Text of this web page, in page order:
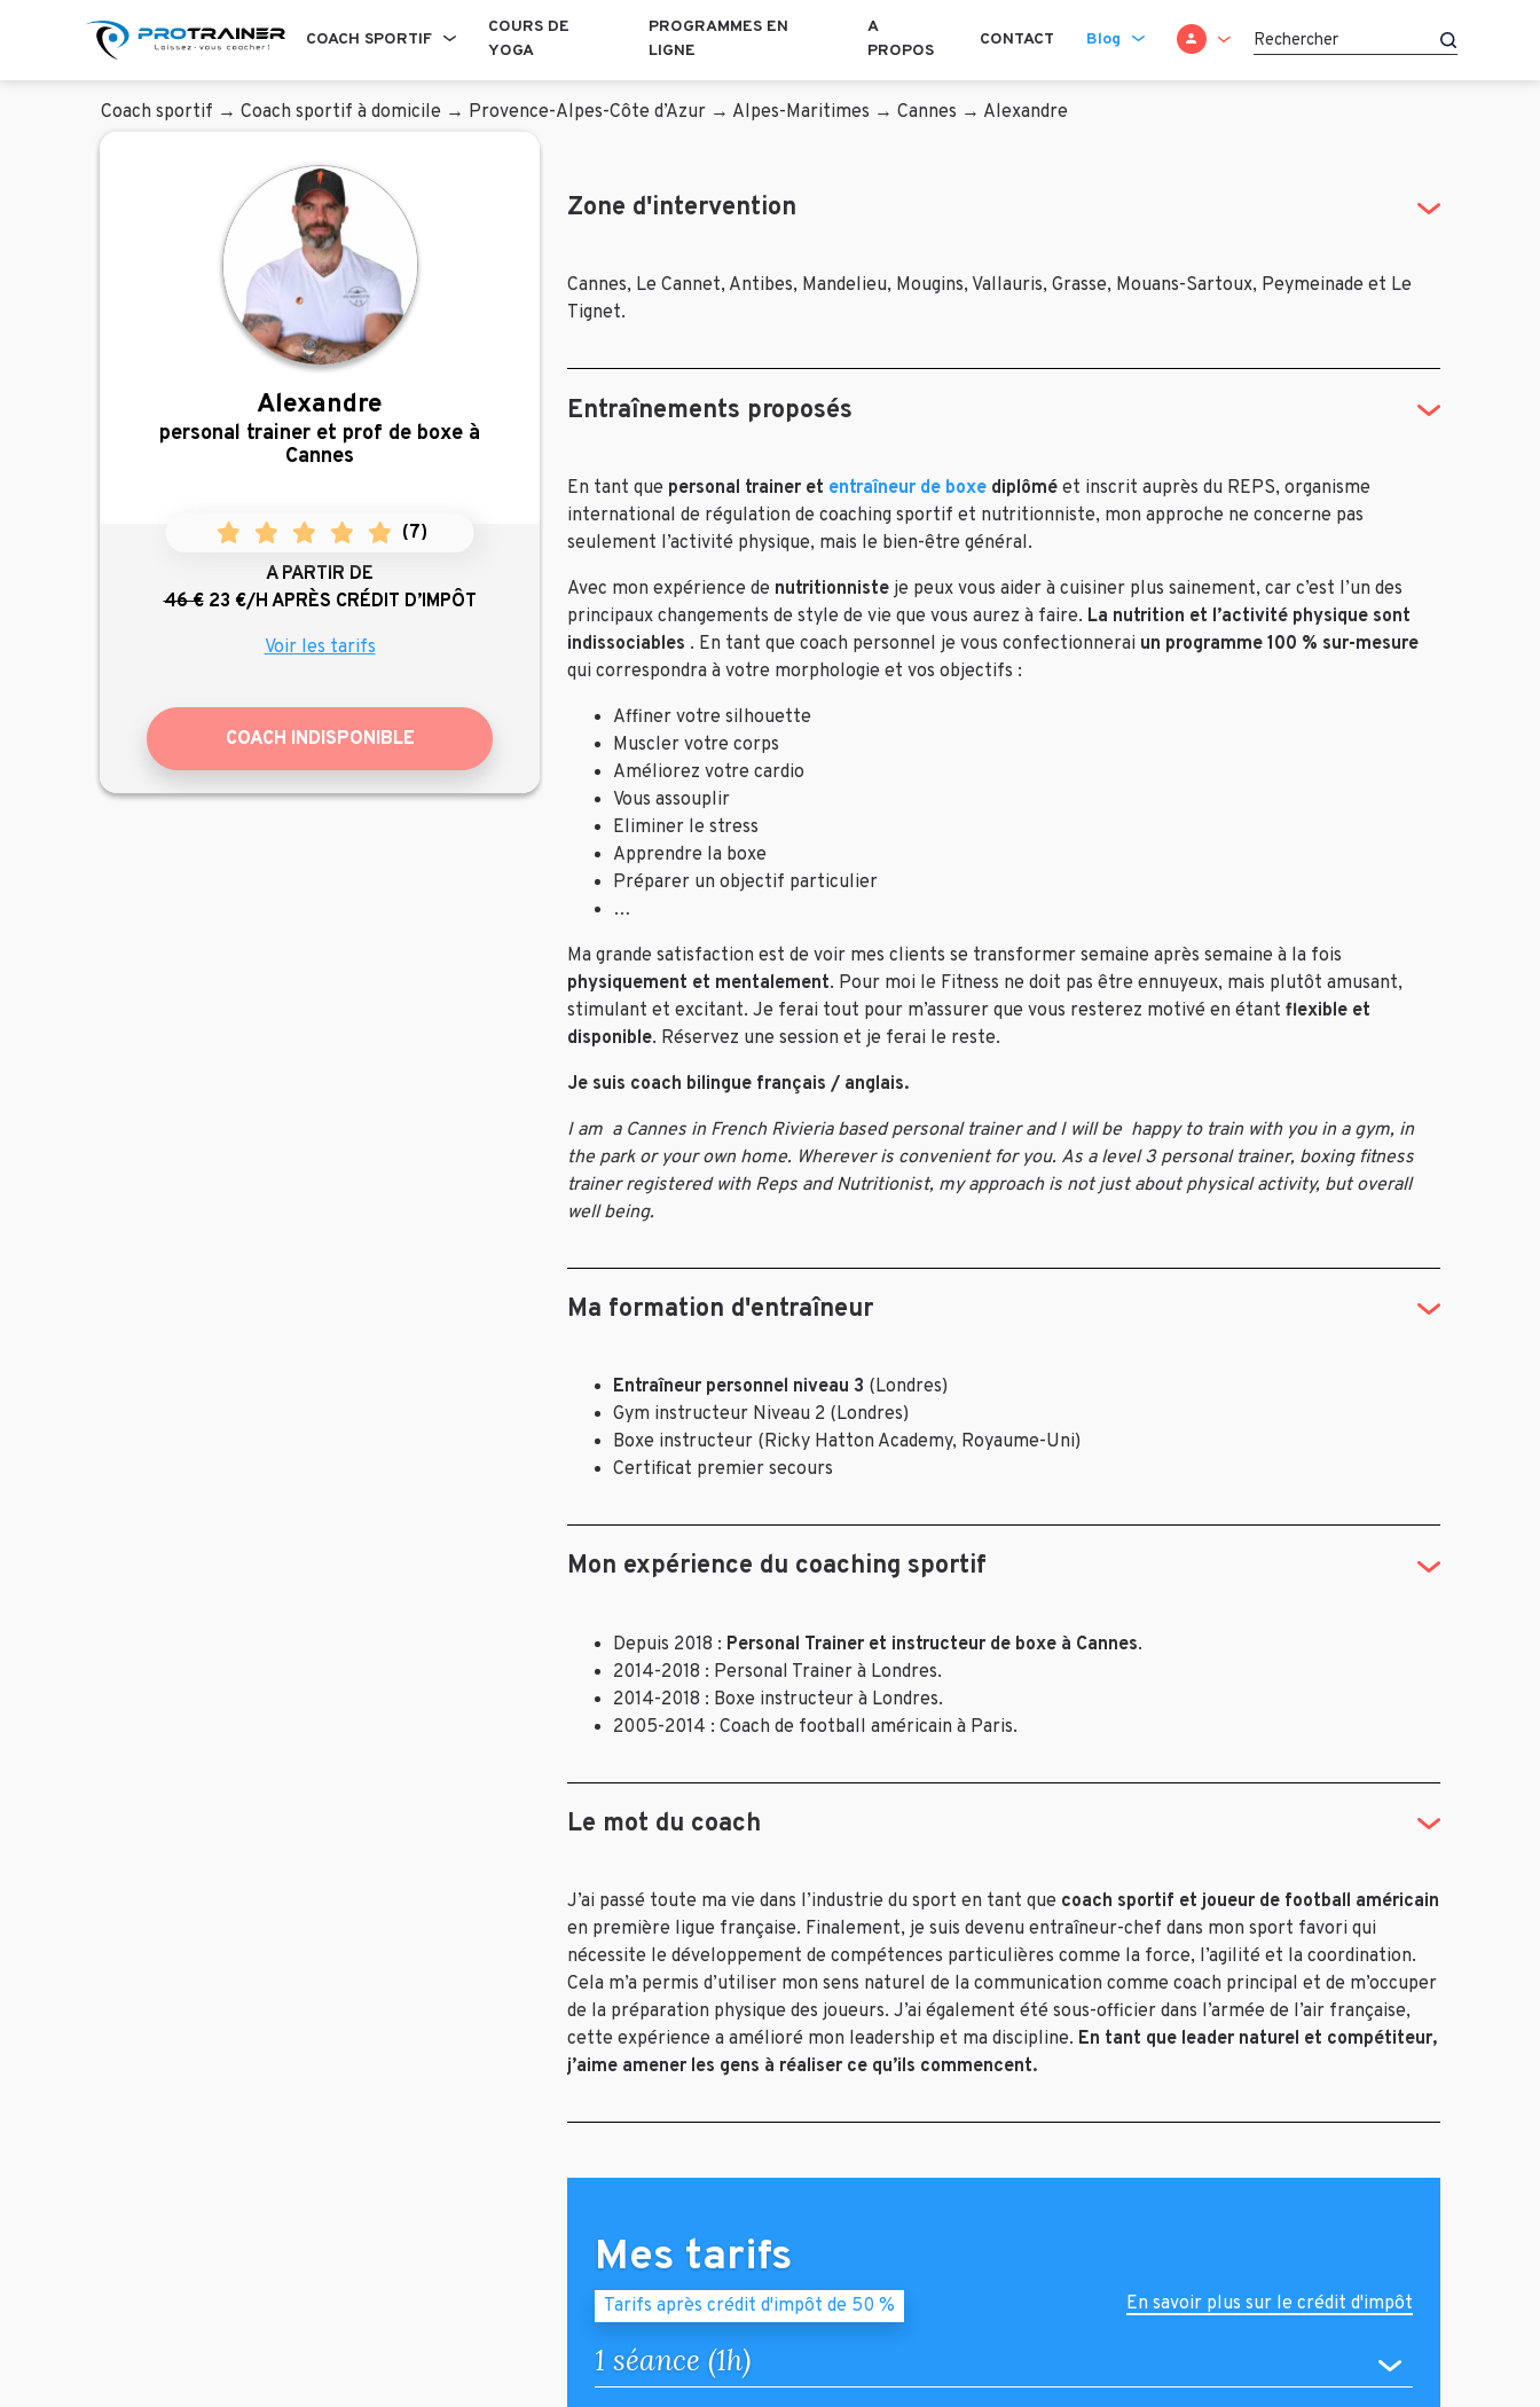
COACH SPORTIF
COURS DE
YOGA
PROGRAMMES EN
LIGNE
A
PROPOS
CONTACT Blog SE CONNECTER
Coach sportif → Coach sportif à domicile → Provence-Alpes-Côte d’Azur → Alpes-Maritimes → Cannes → Alexandre
Alexandre
personal trainer et prof de boxe à
Cannes
(7)
A PARTIR DE
46 € 23 €/H APRÈS CRÉDIT D’IMPÔT
Voir les tarifs
COACH INDISPONIBLE
Zone d'intervention
Cannes, Le Cannet, Antibes, Mandelieu, Mougins, Vallauris, Grasse, Mouans-Sartoux, Peymeinade et Le
Tignet.
Entraînements proposés
En tant que personal trainer et entraîneur de boxe diplômé et inscrit auprès du REPS, organisme
international de régulation de coaching sportif et nutritionniste, mon approche ne concerne pas
seulement l’activité physique, mais le bien-être général.
Avec mon expérience de nutritionniste je peux vous aider à cuisiner plus sainement, car c’est l’un des
principaux changements de style de vie que vous aurez à faire. La nutrition et l’activité physique sont
indissociables . En tant que coach personnel je vous confectionnerai un programme 100 % sur-mesure
qui correspondra à votre morphologie et vos objectifs :
Affiner votre silhouette
Muscler votre corps
Améliorez votre cardio
Vous assouplir
Eliminer le stress
Apprendre la boxe
Préparer un objectif particulier
…
Ma grande satisfaction est de voir mes clients se transformer semaine après semaine à la fois
physiquement et mentalement. Pour moi le Fitness ne doit pas être ennuyeux, mais plutôt amusant,
stimulant et excitant. Je ferai tout pour m’assurer que vous resterez motivé en étant flexible et
disponible. Réservez une session et je ferai le reste.
Je suis coach bilingue français / anglais.
I am a Cannes in French Rivieria based personal trainer and I will be happy to train with you in a gym, in
the park or your own home. Wherever is convenient for you. As a level 3 personal trainer, boxing fitness
trainer registered with Reps and Nutritionist, my approach is not just about physical activity, but overall
well being.
Ma formation d'entraîneur
Entraîneur personnel niveau 3 (Londres)
Gym instructeur Niveau 2 (Londres)
Boxe instructeur (Ricky Hatton Academy, Royaume-Uni)
Certificat premier secours
Mon expérience du coaching sportif
Depuis 2018 : Personal Trainer et instructeur de boxe à Cannes.
2014-2018 : Personal Trainer à Londres.
2014-2018 : Boxe instructeur à Londres.
2005-2014 : Coach de football américain à Paris.
Le mot du coach
J’ai passé toute ma vie dans l’industrie du sport en tant que coach sportif et joueur de football américain
en première ligue française. Finalement, je suis devenu entraîneur-chef dans mon sport favori qui
nécessite le développement de compétences particulières comme la force, l’agilité et la coordination.
Cela m’a permis d’utiliser mon sens naturel de la communication comme coach principal et de m’occuper
de la préparation physique des joueurs. J’ai également été sous-officier dans l’armée de l’air française,
cette expérience a amélioré mon leadership et ma discipline. En tant que leader naturel et compétiteur,
j’aime amener les gens à réaliser ce qu’ils commencent.
Mes tarifs
Tarifs après crédit d'impôt de 50 % En savoir plus sur le crédit d'impôt
1 séance (1h)